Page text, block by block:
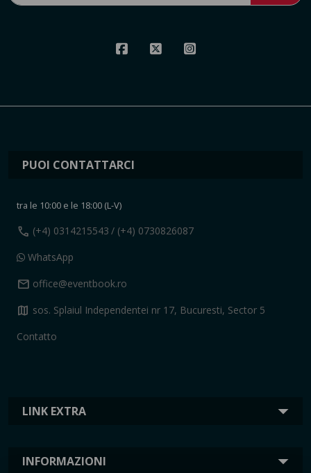
LINK EXTRA
INFORMAZIONI
PUOI CONTATTARCI
tra le 10:00 e le 18:00 (L-V)
call (+4) 0314215543 / (+4) 0730826087
WhatsApp
mail office@eventbook.ro
map sos. Splaiul Independentei nr 17, Bucuresti, Sector 5
Contatto